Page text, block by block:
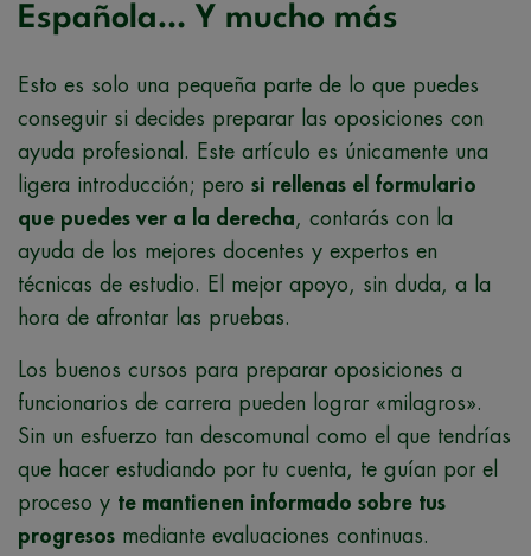
Española… Y mucho más
Esto es solo una pequeña parte de lo que puedes
conseguir si decides preparar las oposiciones con
ayuda profesional. Este artículo es únicamente una
ligera introducción; pero si rellenas el formulario
que puedes ver a la derecha, contarás con la
ayuda de los mejores docentes y expertos en
técnicas de estudio. El mejor apoyo, sin duda, a la
hora de afrontar las pruebas.
Los buenos cursos para preparar oposiciones a
funcionarios de carrera pueden lograr «milagros».
Sin un esfuerzo tan descomunal como el que tendrías
que hacer estudiando por tu cuenta, te guían por el
proceso y te mantienen informado sobre tus
progresos mediante evaluaciones continuas.